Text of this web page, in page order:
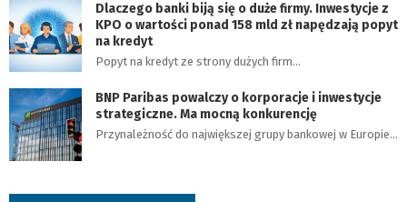
Dlaczego banki biją się o duże firmy. Inwestycje z
KPO o wartości ponad 158 mld zł napędzają popyt
na kredyt
Popyt na kredyt ze strony dużych firm…
BNP Paribas powalczy o korporacje i inwestycje
strategiczne. Ma mocną konkurencję
Przynależność do największej grupy bankowej w Europie…